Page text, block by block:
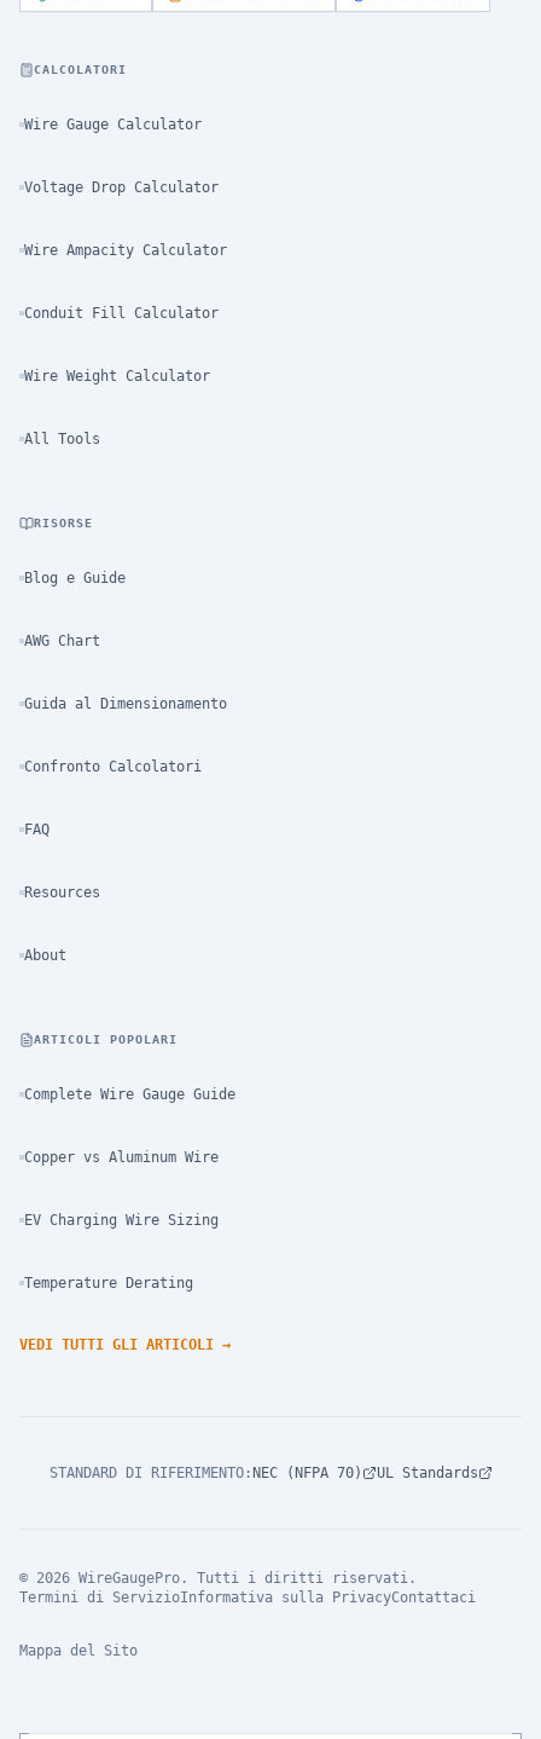
CALCOLATORI
Wire Gauge Calculator
Voltage Drop Calculator
Wire Ampacity Calculator
Conduit Fill Calculator
Wire Weight Calculator
All Tools
RISORSE
Blog e Guide
AWG Chart
Guida al Dimensionamento
Confronto Calcolatori
FAQ
Resources
About
ARTICOLI POPOLARI
Complete Wire Gauge Guide
Copper vs Aluminum Wire
EV Charging Wire Sizing
Temperature Derating
VEDI TUTTI GLI ARTICOLI →
STANDARD DI RIFERIMENTO: NEC (NFPA 70) UL Standards
© 2026 WireGaugePro. Tutti i diritti riservati.
Termini di ServizioInformativa sulla PrivacyContattaci
Mappa del Sito